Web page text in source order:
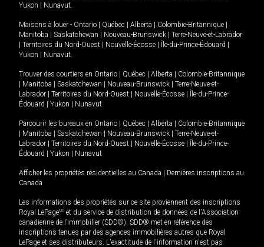
Yukon | Nunavut
Maisons à louer - Ontario | Québec | Alberta | Colombie-Britannique |
Manitoba | Saskatchewan | Nouveau-Brunswick | Terre-Neuve-et-Labrador
| Territoires du Nord-Ouest | Nouvelle-Écosse | Île-du-Prince-Édouard |
Yukon | Nunavut
Trouver des courtiers en Ontario | Québec | Alberta | Colombie-Britannique
| Manitoba | Saskatchewan | Nouveau-Brunswick | Terre-Neuve-et-
Labrador | Territoires du Nord-Ouest | Nouvelle-Écosse | Île-du-Prince-
Édouard | Yukon | Nunavut
Parcourir les bureaux en Ontario | Québec | Alberta | Colombie-Britannique
| Manitoba | Saskatchewan | Nouveau-Brunswick | Terre-Neuve-et-
Labrador | Territoires du Nord-Ouest | Nouvelle-Écosse | Île-du-Prince-
Édouard | Yukon | Nunavut
Afficher les propriétés résidentielles au Canada | Dernières inscriptions au
Canada
Les informations des propriétés sur ce site proviennent des inscriptions
Royal LePageMD et du service de distribution de données de l'Association
canadienne de l’immobilier (SDD®). SDD® met en référence des
inscriptions tenues par des agences immobilières autres que Royal
LePage et ses distributeurs. L'exactitude de l'information n'est pas